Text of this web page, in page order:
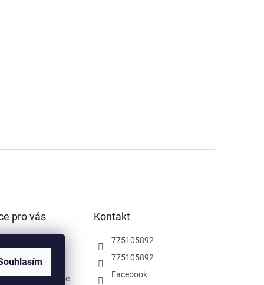
pro vás
osobních
Pardubice
Kontakt
775105892
775105892
Facebook